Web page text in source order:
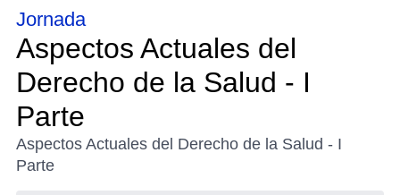
Jornada
Aspectos Actuales del
Derecho de la Salud - I
Parte
Aspectos Actuales del Derecho de la Salud - I
Parte